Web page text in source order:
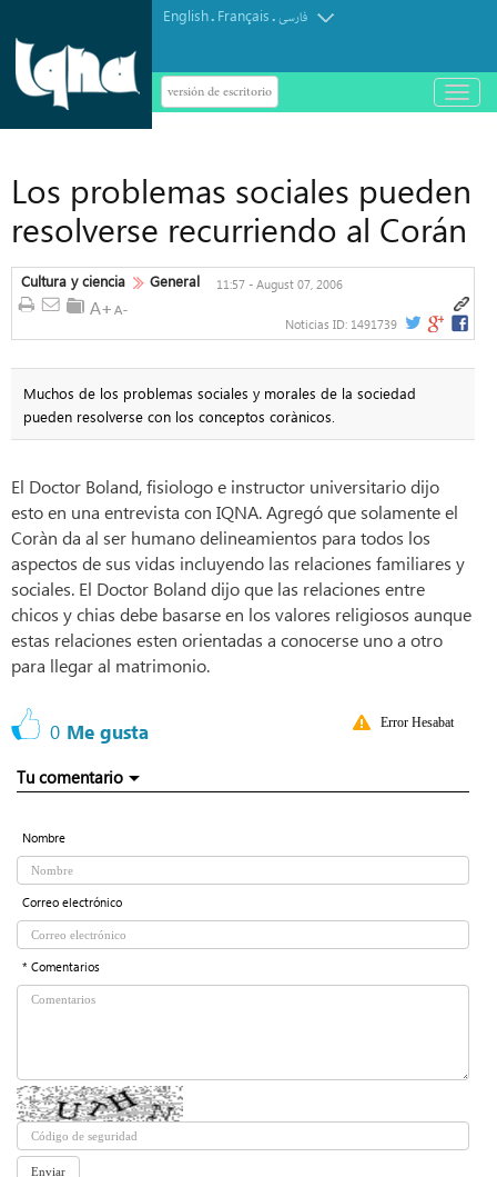
English. Français.فارسی
versión de escritorio
باز
و
Los problemas sociales pueden
resolverse recurriendo al Corán
Cultura y ciencia General 11:57 - August 07, 2006
Noticias ID: 1491739
Muchos de los problemas sociales y morales de la sociedad
pueden resolverse con los conceptos corànicos.
El Doctor Boland, fisiologo e instructor universitario dijo
esto en una entrevista con IQNA. Agregó que solamente el
Coràn da al ser humano delineamientos para todos los
aspectos de sus vidas incluyendo las relaciones familiares y
sociales. El Doctor Boland dijo que las relaciones entre
chicos y chias debe basarse en los valores religiosos aunque
estas relaciones esten orientadas a conocerse uno a otro
para llegar al matrimonio.
0 Me gusta Error Hesabat
Tu comentario
Nombre
Correo electrónico
* Comentarios